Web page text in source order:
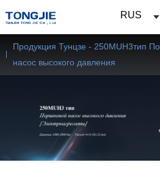
RUS
Продукция Тунцзе - 250MUH3тип
насос высокого давления